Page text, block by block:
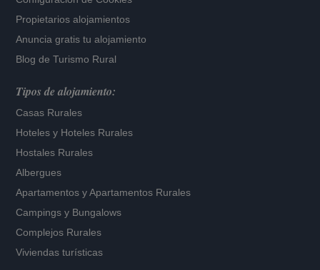
Propietarios alojamientos
Anuncia gratis tu alojamiento
Blog de Turismo Rural
Tipos de alojamiento:
Casas Rurales
Hoteles y Hoteles Rurales
Hostales Rurales
Albergues
Apartamentos yApartamentos Rurales
Campings y Bungalows
Complejos Rurales
Viviendas turísticas